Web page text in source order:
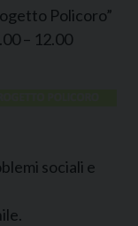
Policoro”
– 12.00
sociali e